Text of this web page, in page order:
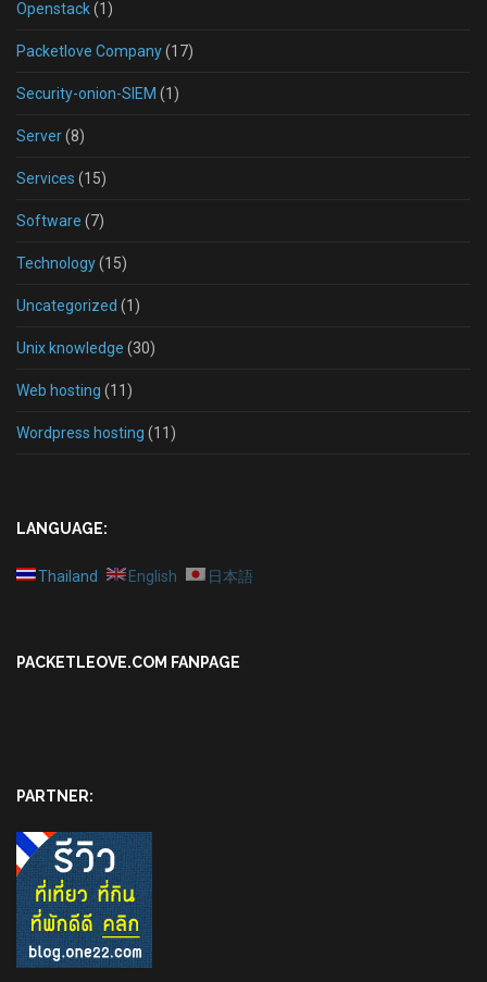
Openstack(1)
Packetlove Company(17)
Security-onion-SIEM (1)
Server(8)
Services (15)
Software (7)
Technology(15)
Uncategorized (1)
Unix knowledge (30)
Web hosting (11)
Wordpress hosting (11)
LANGUAGE:
Thailand English 日本語
PACKETLEOVE.COM FANPAGE
PARTNER: